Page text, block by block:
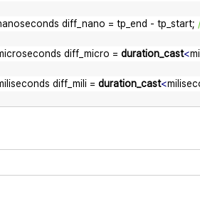
diff_nano = tp_end - tp_start;
diff_micro = duration_cast<
diff_mili = duration_cast<